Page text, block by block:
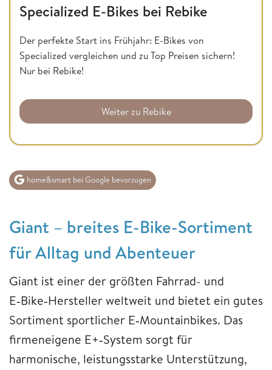
Specialized E-Bikes bei Rebike
Der perfekte Start ins Frühjahr: E-Bikes von
Specialized vergleichen und zu Top Preisen sichern!
Nur bei Rebike!
Weiter zu Rebike
home&smart bei Google bevorzugen
Giant – breites E-Bike-Sortiment
für Alltag und Abenteuer
Giant ist einer der größten Fahrrad- und
E‑Bike‑Hersteller weltweit und bietet ein gutes
Sortiment sportlicher E‑Mountainbikes. Das
firmeneigene E+‑System sorgt für
harmonische, leistungsstarke Unterstützung,